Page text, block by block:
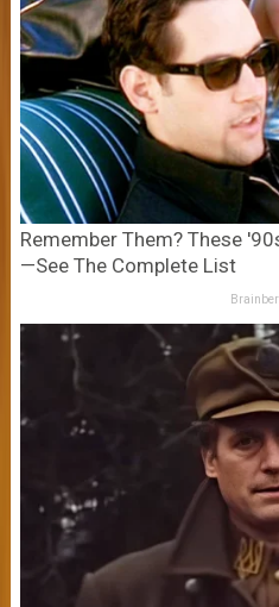
Remember Them? These
—See The Complete List